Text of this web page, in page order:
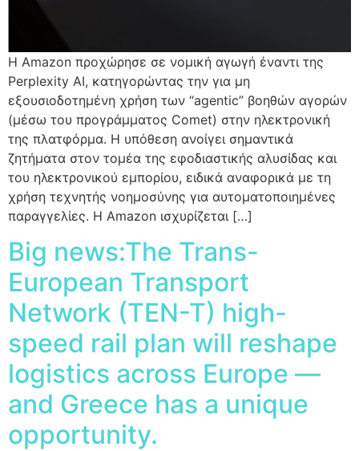
Η Amazon προχώρησε σε νομική αγωγή έναντι της
Perplexity AI, κατηγορώντας την για μη
εξουσιοδοτημένη χρήση των “agentic” βοηθών αγορών
(μέσω του προγράμματος Comet) στην ηλεκτρονική
της πλατφόρμα. Η υπόθεση ανοίγει σημαντικά
ζητήματα στον τομέα της εφοδιαστικής αλυσίδας και
του ηλεκτρονικού εμπορίου, ειδικά αναφορικά με τη
χρήση τεχνητής νοημοσύνης για αυτοματοποιημένες
παραγγελίες. Η Amazon ισχυρίζεται […]
Big news:The Trans-
European Transport
Network (TEN-T) high-
speed rail plan will reshape
logistics across Europe —
and Greece has a unique
opportunity.